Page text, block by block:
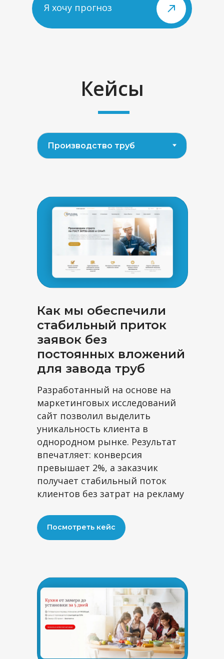
Я хочу прогноз
Как мы обеспечили
стабильный приток
заявок без
постоянных вложений
для завода труб
Разработанный на основе на
маркетинговых исследований
сайт позволил выделить
уникальность клиента в
однородном рынке. Результат
впечатляет: конверсия
превышает 2%, а заказчик
получает стабильный поток
клиентов без затрат на рекламу
Посмотреть кейс
Ответьте на5
вопросов, и мы в
течение 1 дня
напишем, какую
отдачу можно
получить от вашего
сайта и рекламных
каналов
Давайте
попробуем